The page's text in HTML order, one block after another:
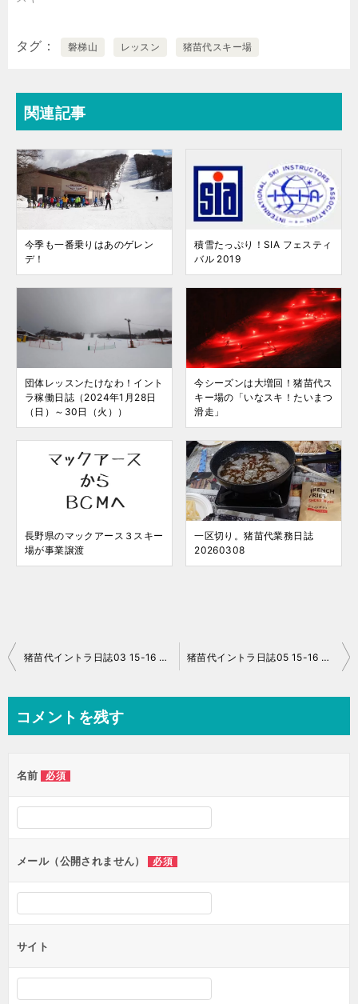
タグ 磐梯山 レッスン 猪苗代スキー場
関連記事
今季も一番乗りはあのゲレン
デ！
積雪たっぷり！SIA フェスティ
バル 2019
団体レッスンたけなわ！イント
ラ稼働日誌（2024年1月28日
（日）～30日（火））
今シーズンは大増回！猪苗代ス
キー場の「いなスキ！たいまつ
滑走」
長野県のマックアース３スキー
場が事業譲渡
一区切り。猪苗代業務日誌
20260308
投
ビ
ー
シ
ョ
ン
猪苗代イントラ日誌03 15-16 No.011 猪苗代イントラ日誌05 15-16 No.013
コメントを残す
名前 必須
メール（公開されません） 必須
サイト